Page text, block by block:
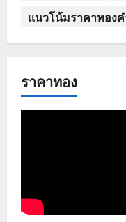
แนวโน้มราคาทอง
ราคาทอง